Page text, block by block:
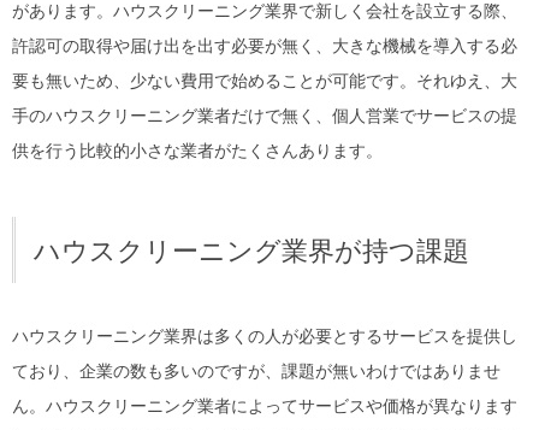
があります。ハウスクリーニング業界で新しく会社を設立する際、
許認可の取得や届け出を出す必要が無く、大きな機械を導入する必
要も無いため、少ない費用で始めることが可能です。それゆえ、大
手のハウスクリーニング業者だけで無く、個人営業でサービスの提
供を行う比較的小さな業者がたくさんあります。
ハウスクリーニング業界が持つ課題
ハウスクリーニング業界は多くの人が必要とするサービスを提供し
ており、企業の数も多いのですが、課題が無いわけではありませ
ん。ハウスクリーニング業者によってサービスや価格が異なります